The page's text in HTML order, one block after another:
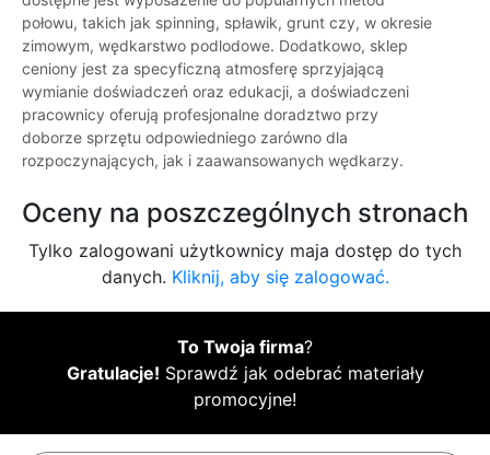
połowu, takich jak spinning, spławik, grunt czy, w okresie
zimowym, wędkarstwo podlodowe. Dodatkowo, sklep
ceniony jest za specyficzną atmosferę sprzyjającą
wymianie doświadczeń oraz edukacji, a doświadczeni
pracownicy oferują profesjonalne doradztwo przy
doborze sprzętu odpowiedniego zarówno dla
rozpoczynających, jak i zaawansowanych wędkarzy.
Oceny na poszczególnych stronach
Tylko zalogowani użytkownicy maja dostęp do tych
danych. Kliknij, aby się zalogować.
To Twoja firma?
Gratulacje! Sprawdź jak odebrać materiały
promocyjne!